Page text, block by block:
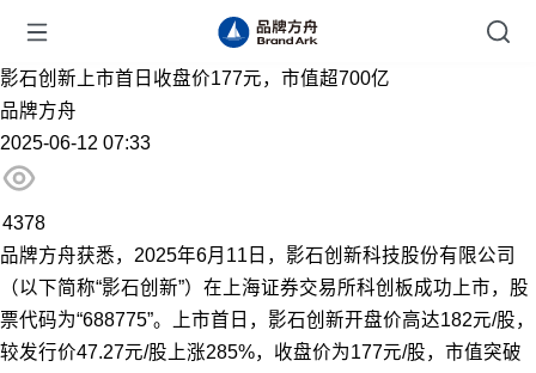
影石创新上市首日收盘价177元，市值超700亿
品牌方舟
2025-06-12 07:33
4378
品牌方舟获悉，2025年6月11日，影石创新科技股份有限公司
（以下简称“影石创新”）在上海证券交易所科创板成功上市，股
票代码为“688775”。上市首日，影石创新开盘价高达182元/股，
较发行价47.27元/股上涨285%，收盘价为177元/股，市值突破